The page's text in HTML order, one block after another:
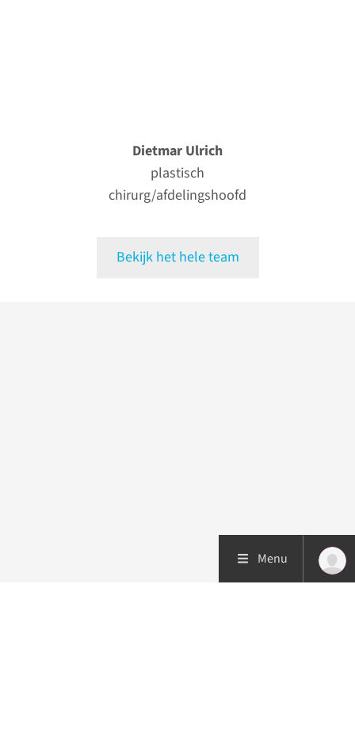
Dietmar Ulrich
plastisch
chirurg/afdelingshoofd
Bekijk het hele team
Menu